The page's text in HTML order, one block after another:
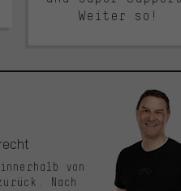
Weiter so!
von
Nach